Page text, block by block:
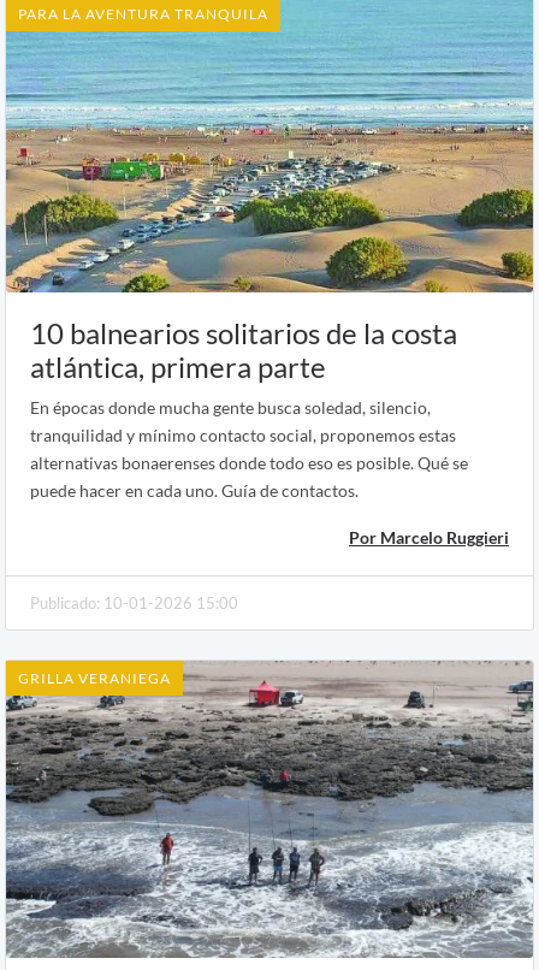
PARA LA AVENTURA TRANQUILA
10 balnearios solitarios de la costa
atlántica, primera parte
En épocas donde mucha gente busca soledad, silencio,
tranquilidad y mínimo contacto social, proponemos estas
alternativas bonaerenses donde todo eso es posible. Qué se
puede hacer en cada uno. Guía de contactos.
Por Marcelo Ruggieri
Publicado: 10-01-2026 15:00
GRILLA VERANIEGA